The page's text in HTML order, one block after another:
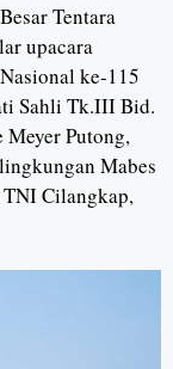
Tentara
upacara
ke-115
Sahli Tk.III Bid.
Putong,
Mabes
TNI Cilangkap,